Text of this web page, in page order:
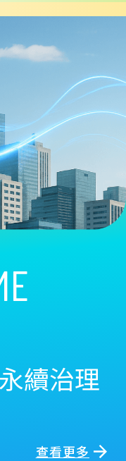
續治理
查看更多